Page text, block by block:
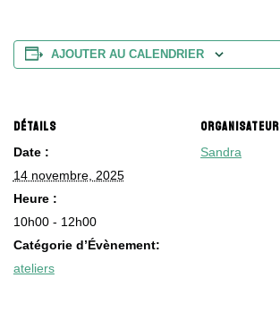
AJOUTER AU CALENDRIER
DÉTAILS
Date :
14 novembre, 2025
Heure :
10h00 - 12h00
Catégorie d’Évènement:
ateliers
ORGANISATEUR
Sandra